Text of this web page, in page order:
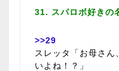
31. スパロボ好きの
>>29
スレッタ「お母さん
いよね！？」